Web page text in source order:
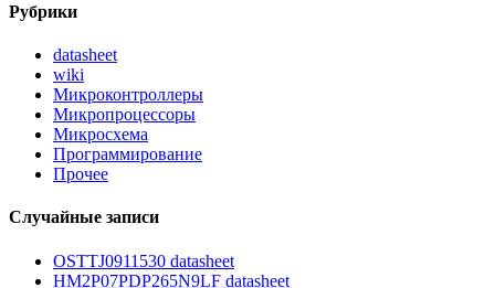
Рубрики
datasheet
wiki
Микроконтроллеры
Микропроцессоры
Микросхема
Программирование
Прочее
Случайные записи
OSTTJ0911530 datasheet
HM2P07PDP265N9LF datasheet